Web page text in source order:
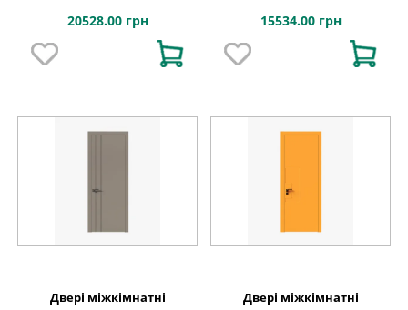
20528.00 грн 15534.00 грн
Двері міжкімнатні
Двері міжкімнатні